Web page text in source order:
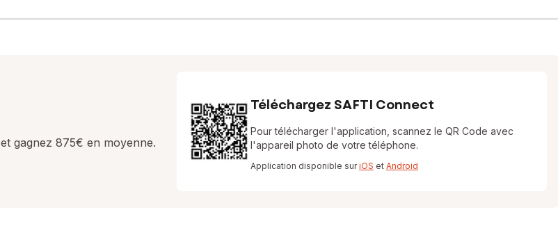
et gagnez 875€ en moyenne.
Téléchargez SAFTI Connect
Pour télécharger l'application, scannez le QR Code avec
l'appareil photo de votre téléphone.
Application disponible suriOS et Android